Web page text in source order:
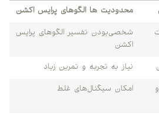
محدودیت ها الگوهای پرایس اکشن
شخصی‌بودن تفسیر الگوهای پرایس
اکشن
نیاز به تجربه و تمرین زیاد
امکان سیگنال‌های غلط